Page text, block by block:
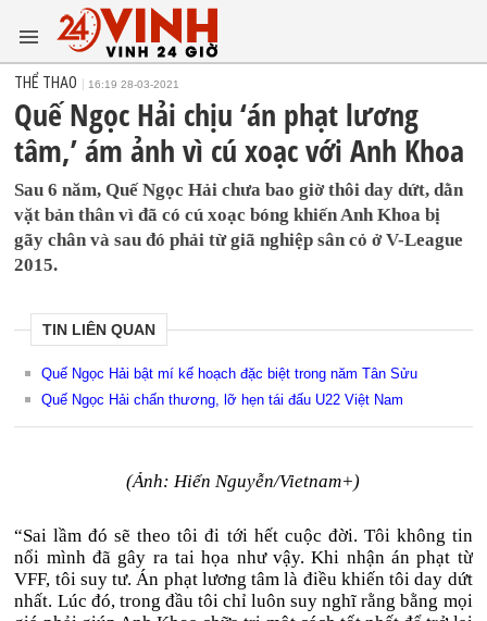
THỂ THAO 16:19 28-03-2021
Quế Ngọc Hải chịu ‘án phạt lương
tâm,’ ám ảnh vì cú xoạc với Anh Khoa
Sau 6 năm, Quế Ngọc Hải chưa bao giờ thôi day dứt, dằn
vặt bản thân vì đã có cú xoạc bóng khiến Anh Khoa bị
gãy chân và sau đó phải từ giã nghiệp sân cỏ ở V-League
2015.
TIN LIÊN QUAN
Quế Ngọc Hải bật mí kế hoạch đặc biệt trong năm Tân Sửu
Quế Ngọc Hải chấn thương, lỡ hẹn tái đấu U22 Việt Nam
(Ảnh: Hiển Nguyễn/Vietnam+)
“Sai lầm đó sẽ theo tôi đi tới hết cuộc đời. Tôi không tin
nổi mình đã gây ra tai họa như vậy. Khi nhận án phạt từ
VFF, tôi suy tư. Án phạt lương tâm là điều khiến tôi day dứt
nhất. Lúc đó, trong đầu tôi chỉ luôn suy nghĩ rằng bằng mọi